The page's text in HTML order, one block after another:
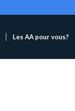
Les AA pour vous?